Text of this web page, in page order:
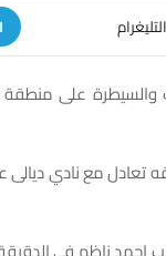
والسيطرة على
تعادل مع نادي